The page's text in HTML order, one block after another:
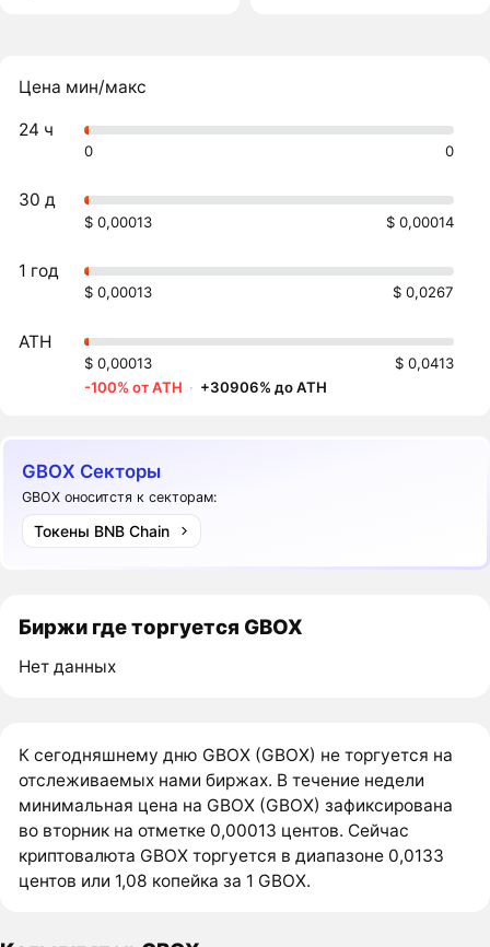
Цена мин/макс
24 ч
0 0
30 д
$ 0,00013 $ 0,00014
1 год
$ 0,00013 $ 0,0267
ATH
$ 0,00013
$ 0,0413
-100% от ATH · +30906% до ATH
GBOX Секторы
GBOX оноситстя к секторам:
Токены BNB Chain
Биржи где торгуется GBOX
Нет данных
К сегодняшнему дню GBOX (GBOX) не торгуется на
отслеживаемых нами биржах. В течение недели
минимальная цена на GBOX (GBOX) зафиксирована
во вторник на отметке 0,00013 центов. Сейчас
криптовалюта GBOX торгуется в диапазоне 0,0133
центов или 1,08 копейка за 1 GBOX.